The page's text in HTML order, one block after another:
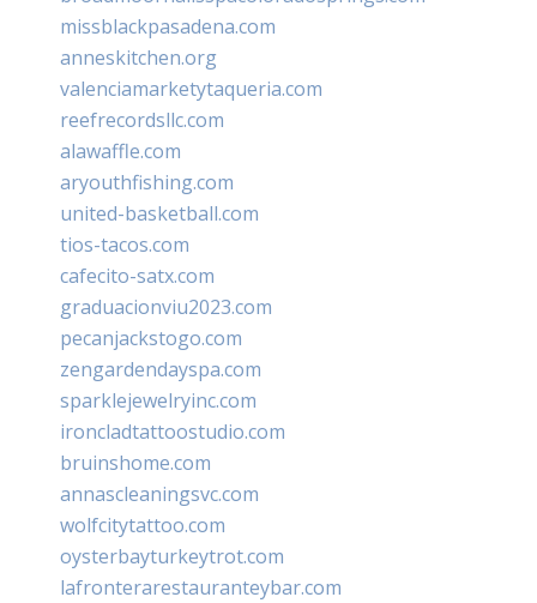
missblackpasadena.com
anneskitchen.org
valenciamarketytaqueria.com
reefrecordsllc.com
alawaffle.com
aryouthfishing.com
united-basketball.com
tios-tacos.com
cafecito-satx.com
graduacionviu2023.com
pecanjackstogo.com
zengardendayspa.com
sparklejewelryinc.com
ironcladtattoostudio.com
bruinshome.com
annascleaningsvc.com
wolfcitytattoo.com
oysterbayturkeytrot.com
lafronterarestauranteybar.com